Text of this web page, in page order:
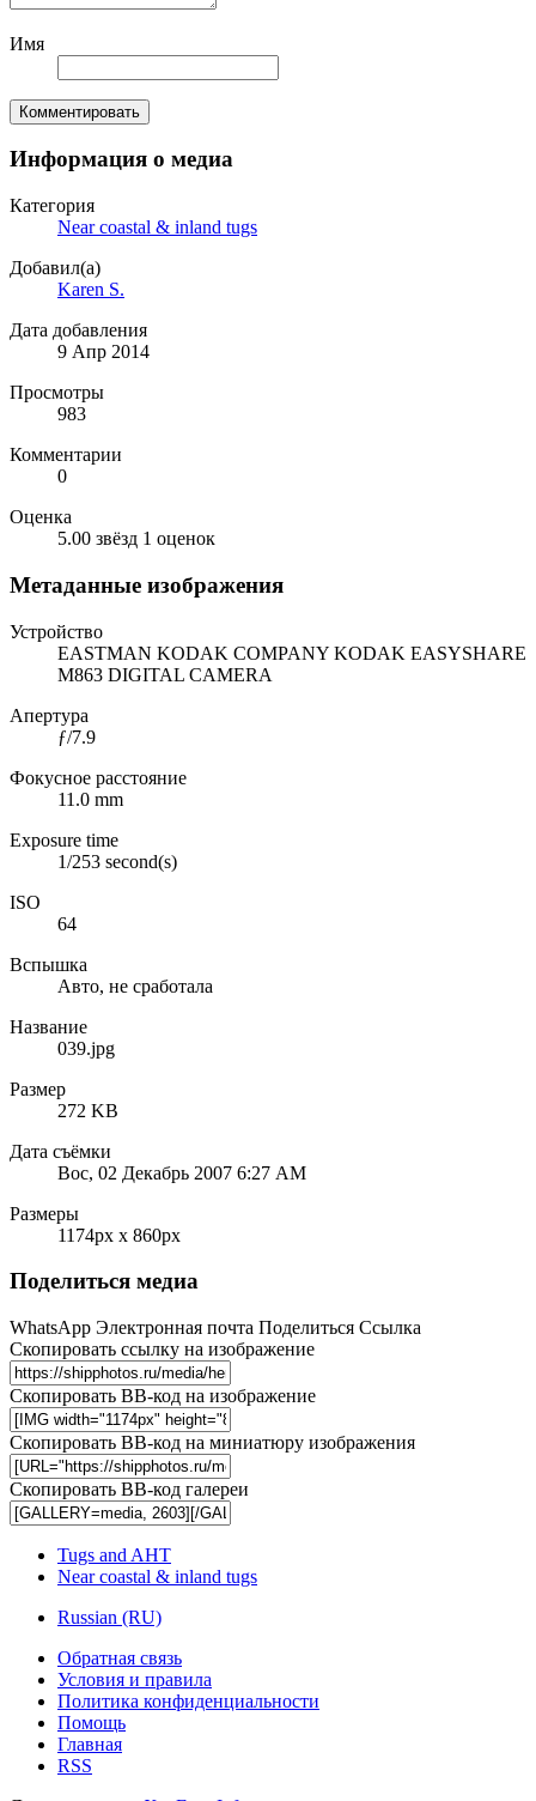
Имя
Комментировать
Информация о медиа
Категория
Near coastal & inland tugs
Добавил(а)
Karen S.
Дата добавления
9 Апр 2014
Просмотры
983
Комментарии
0
Оценка
5.00 звёзд 1 оценок
Метаданные изображения
Устройство
EASTMAN KODAK COMPANY KODAK EASYSHARE
M863 DIGITAL CAMERA
Апертура
ƒ/7.9
Фокусное расстояние
11.0 mm
Exposure time
1/253 second(s)
ISO
64
Вспышка
Авто, не сработала
Название
039.jpg
Размер
272 KB
Дата съёмки
Вос, 02 Декабрь 2007 6:27 AM
Размеры
1174px x 860px
Поделиться медиа
WhatsApp Электронная почта Поделиться Ссылка
Скопировать ссылку на изображение
Скопировать BB-код на изображение
Скопировать BB-код на миниатюру изображения
Скопировать BB-код галереи
Tugs and AHT
Near coastal & inland tugs
Russian (RU)
Обратная связь
Условия и правила
Политика конфиденциальности
Помощь
Главная
RSS